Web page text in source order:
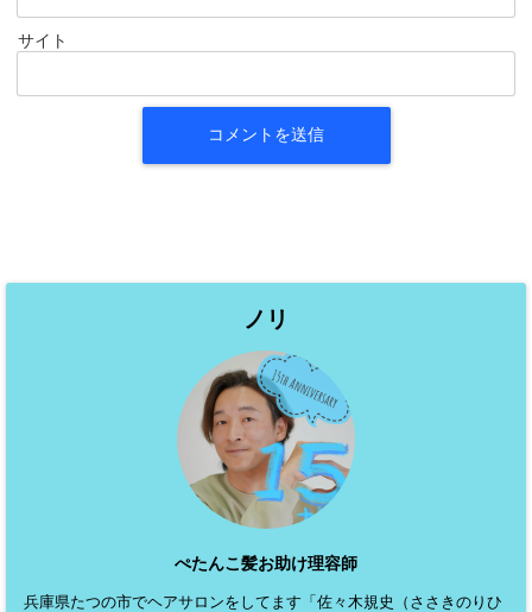
サイト
ノリ
ぺたんこ髪お助け理容師
兵庫県たつの市でヘアサロンをしてます「佐々木規史（ささきのりひ